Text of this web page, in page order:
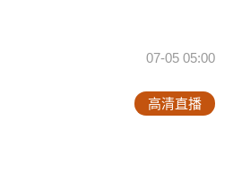
07-05 05:00
高清直播